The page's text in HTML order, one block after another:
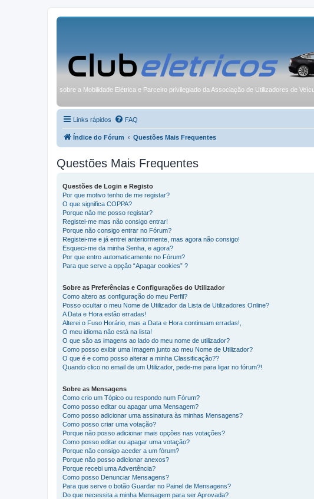
sobre a Mobilidade Elétrica e Parceiro privilegiado da Associação de Utilizadores de
Links rápidos FAQ
Índice do Fórum Questões Mais Frequentes
Questões Mais Frequentes
Questões de Login e Registo
Por que motivo tenho de me registar?
O que significa COPPA?
Porque não me posso registar?
Registei-me mas não consigo entrar!
Porque não consigo entrar no Fórum?
Registei-me e já entrei anteriormente, mas agora não consigo!
Esqueci-me da minha Senha, e agora?
Por que entro automaticamente no Fórum?
Para que serve a opção “Apagar cookies” ?
Sobre as Preferências e Configurações do Utilizador
Como altero as configuração do meu Perfil?
Posso ocultar o meu Nome de Utilizador da Lista de Utilizadores Online?
A Data e Hora estão erradas!
Alterei o Fuso Horário, mas a Data e Hora continuam erradas!,
O meu idioma não está na lista!
O que são as imagens ao lado do meu nome de utilizador?
Como posso exibir uma Imagem junto ao meu Nome de Utilizador?
O que é e como posso alterar a minha Classificação??
Quando clico no email de um Utilizador, pede-me para ligar no fórum?!
Sobre as Mensagens
Como crio um Tópico ou respondo num Fórum?
Como posso editar ou apagar uma Mensagem?
Como posso adicionar uma assinatura às minhas Mensagens?
Como posso criar uma votação?
Porque não posso adicionar mais opções nas votações?
Como posso editar ou apagar uma votação?
Porque não consigo aceder a um fórum?
Porque não posso adicionar anexos?
Porque recebi uma Advertência?
Como posso Denunciar Mensagens?
Para que serve o botão Guardar no Painel de Mensagens?
Do que necessita a minha Mensagem para ser Aprovada?